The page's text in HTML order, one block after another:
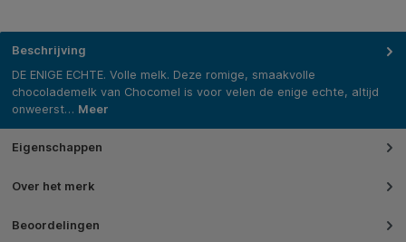
Beschrijving
DE ENIGE ECHTE. Volle melk. Deze romige, smaakvolle
chocolademelk van Chocomel is voor velen de enige echte, altijd
onweerst… Meer
Eigenschappen
Over het merk
Beoordelingen